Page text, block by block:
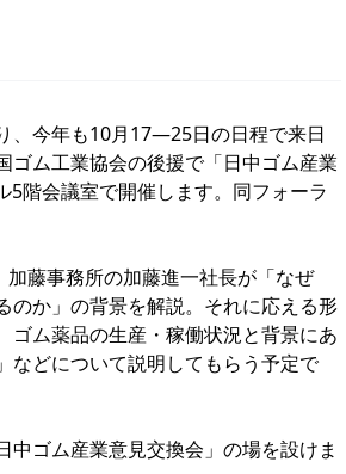
、今年も10月17―25日の日程で来日
ゴム工業協会の後援で「日中ゴム産業
階会議室で開催します。同フォーラ
藤事務所の加藤進一社長が「なぜ
のか」の背景を解説。それに応える形
ゴム薬品の生産・稼働状況と背景にあ
などについて説明してもらう予定で
ゴム産業意見交換会」の場を設けま